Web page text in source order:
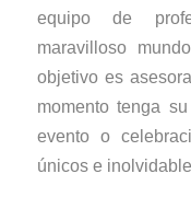
equipo de
maravilloso
objetivo es
momento tenga
evento o
únicos e